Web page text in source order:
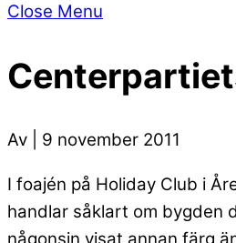
Close Menu
Av | 9 november 2011
I foajén på Holiday Club i
handlar såklart om bygden
någonsin visat annan färg